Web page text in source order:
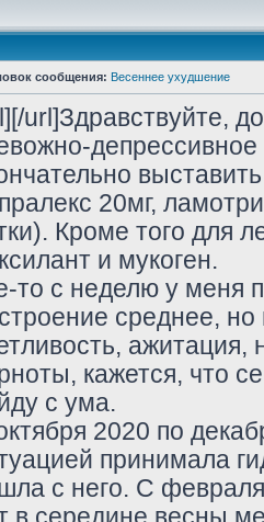
сообщения: Весеннее ухудшение
url]Здравствуйте,
20мг,
Кроме того для
и мукоген.
то с неделю у меня
среднее, но
кажется, что
с ума.
2020 по
принимала
с него. С